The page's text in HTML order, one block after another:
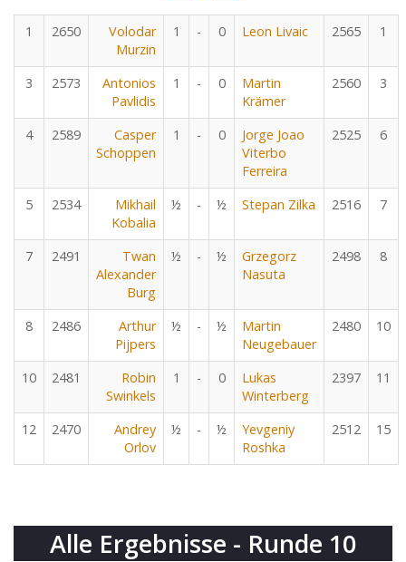
1 2650
Volodar
Murzin
1 - 0 Leon Livaic 2565 1
3 2573
Antonios
Pavlidis
1 - 0
Martin
Krämer
2560 3
4 2589
Casper
Schoppen
1 - 0
Jorge Joao
Viterbo
Ferreira
2525 6
5 2534
Mikhail
Kobalia
½ - ½ Stepan Zilka 2516 7
7 2491
Twan
Alexander
Burg
½ - ½
Grzegorz
Nasuta
2498 8
8 2486
Arthur
Pijpers
½ - ½
Martin
Neugebauer
2480 10
10 2481
Robin
Swinkels
1 - 0
Lukas
Winterberg
2397 11
12 2470
Andrey
Orlov
½ - ½
Yevgeniy
Roshka
2512 15
Alle Ergebnisse - Runde 10